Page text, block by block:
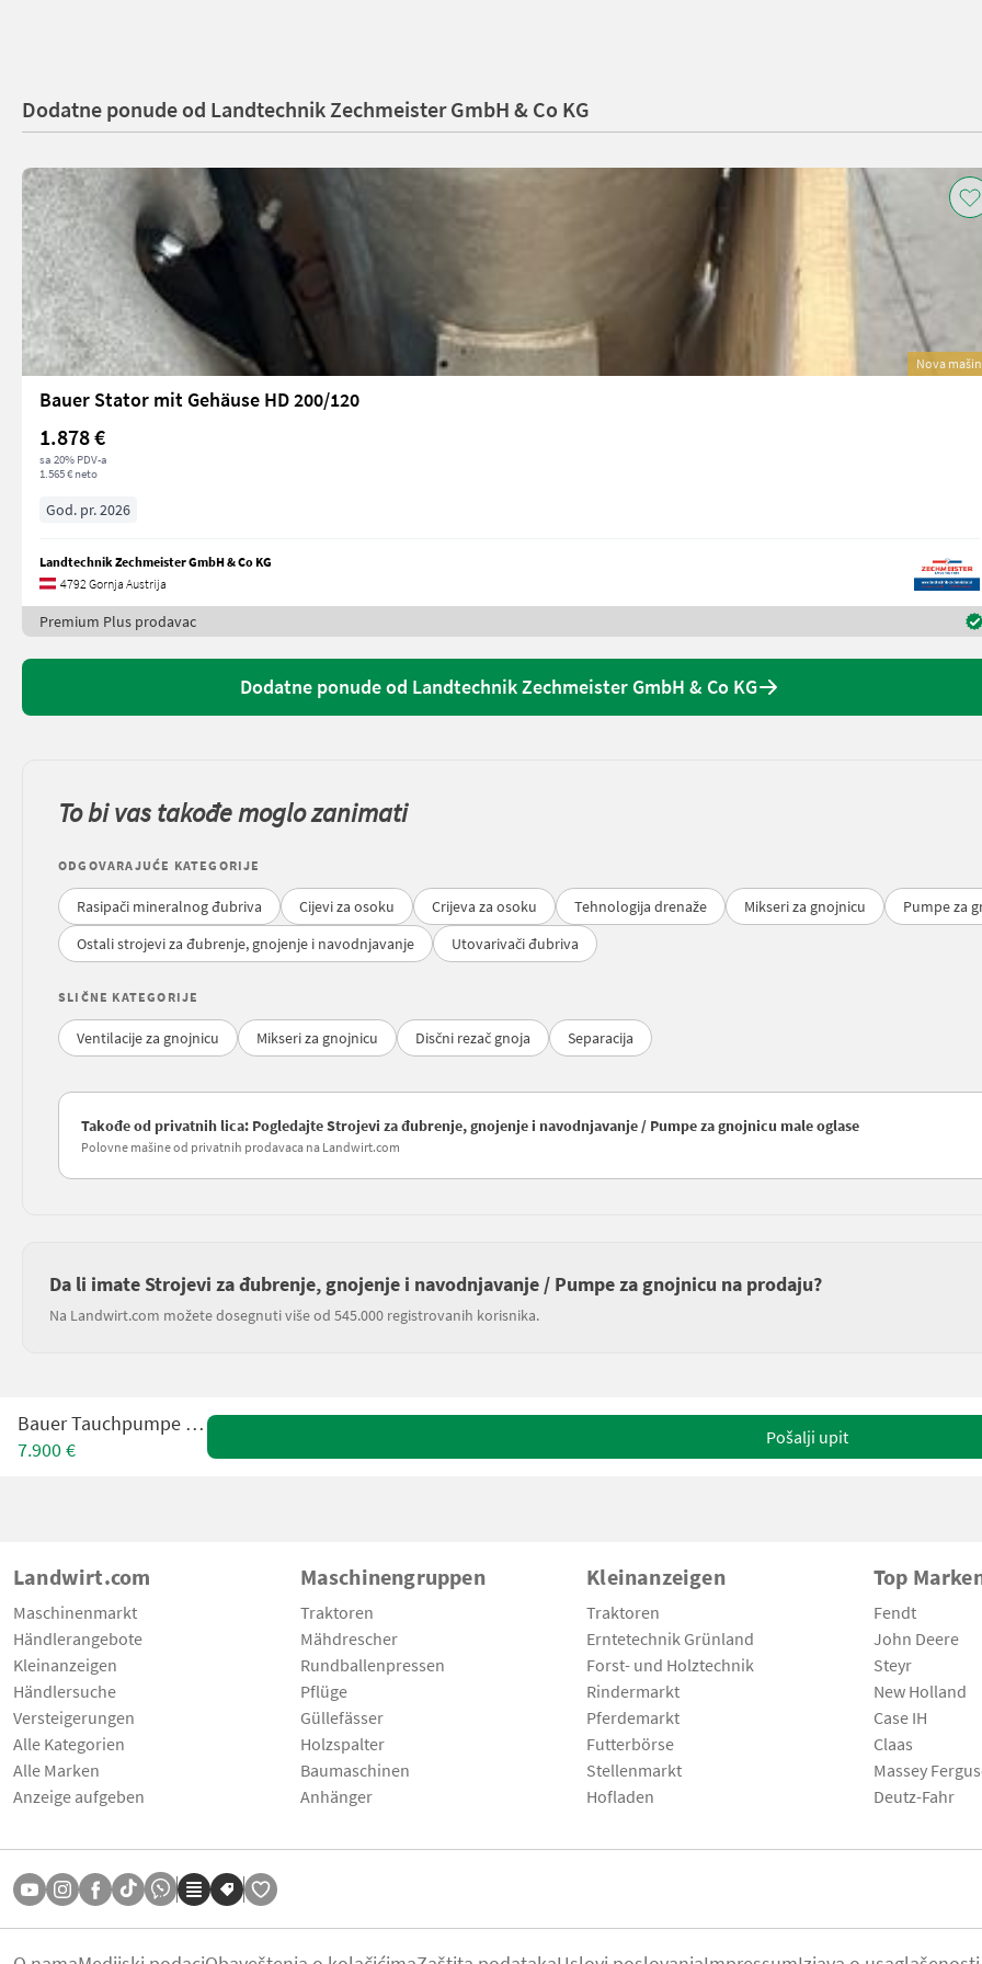
Dodatne ponude od Landtechnik Zechmeister GmbH & Co KG
Nova
Bauer Stator mit Gehäuse HD 200/120
1.878 €
sa 20% PDV-a
1.565 € neto
God. pr. 2026
Landtechnik Zechmeister GmbH & Co KG
4792 Gornja Austrija
Premium Plus prodavac
Dodatne ponude od Landtechnik Zechmeister GmbH & Co KG
To bi vas takođe moglo zanimati
ODGOVARAJUĆE KATEGORIJE
Rasipači mineralnog đubriva Cijevi za osoku Crijeva za osoku Tehnologija drenaže Mikseri za gnojnicu
Pumpe za
Ostali strojevi za đubrenje, gnojenje i navodnjavanje
Utovarivači đubriva
SLIČNE KATEGORIJE
Ventilacije za gnojnicu Mikseri za gnojnicu Disčni rezač gnoja Separacija
Takođe od privatnih lica: Pogledajte Strojevi za đubrenje, gnojenje i navodnjavanje / Pumpe za gnojnicu male oglase
Polovne mašine od privatnih prodavaca na Landwirt.com
Da li imate Strojevi za đubrenje, gnojenje i navodnjavanje / Pumpe za gnojnicu na prodaju?
Na Landwirt.com možete dosegnuti više od 545.000 registrovanih korisnika.
Bauer Tauchpumpe 5,5 kw
7.900 €
Pošalji upit
Landwirt.com
Maschinenmarkt
Händlerangebote
Kleinanzeigen
Händlersuche
Versteigerungen
Alle Kategorien
Alle Marken
Anzeige aufgeben
Maschinengruppen
Traktoren
Mähdrescher
Rundballenpressen
Pflüge
Güllefässer
Holzspalter
Baumaschinen
Anhänger
Kleinanzeigen
Traktoren
Erntetechnik Grünland
Forst- und Holztechnik
Rindermarkt
Pferdemarkt
Futterbörse
Stellenmarkt
Hofladen
Top
Fendt
John Deere
Steyr
New Holland
Case IH
Claas
Massey
Deutz-Fahr